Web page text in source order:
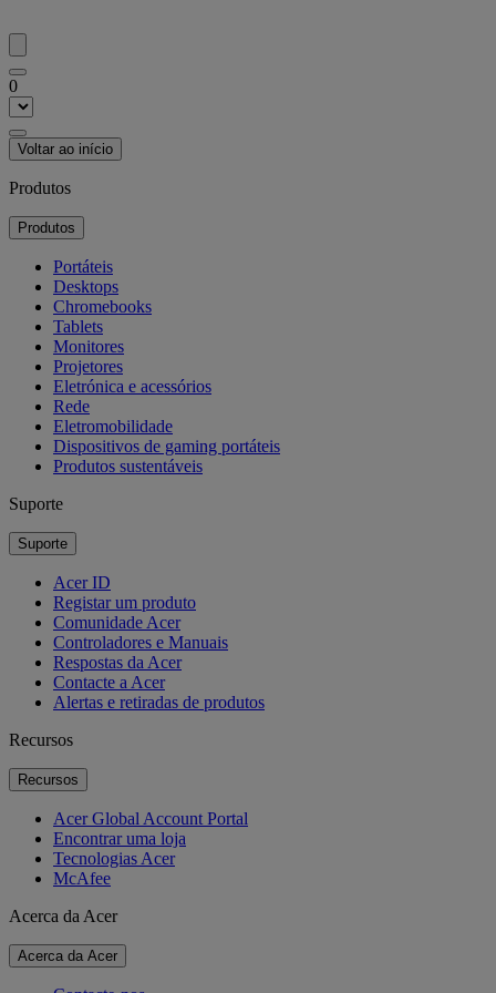
0
Voltar ao início
Produtos
Produtos
Portáteis
Desktops
Chromebooks
Tablets
Monitores
Projetores
Eletrónica e acessórios
Rede
Eletromobilidade
Dispositivos de gaming portáteis
Produtos sustentáveis
Suporte
Suporte
Acer ID
Registar um produto
Comunidade Acer
Controladores e Manuais
Respostas da Acer
Contacte a Acer
Alertas e retiradas de produtos
Recursos
Recursos
Acer Global Account Portal
Encontrar uma loja
Tecnologias Acer
McAfee
Acerca da Acer
Acerca da Acer